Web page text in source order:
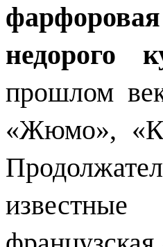
недорого
прошлом
«Жюмо»,